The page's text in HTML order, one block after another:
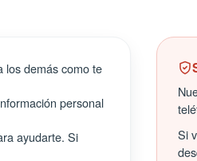
los demás como te
personal
ayudarte. Si
Si